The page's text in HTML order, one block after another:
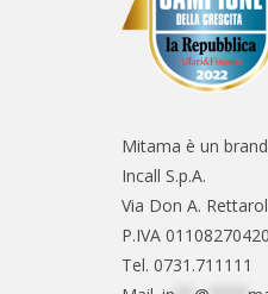
Mitama è un
Incall S.p.A.
Via Don A.
P.IVA 01108270420
Tel. 0731.711111